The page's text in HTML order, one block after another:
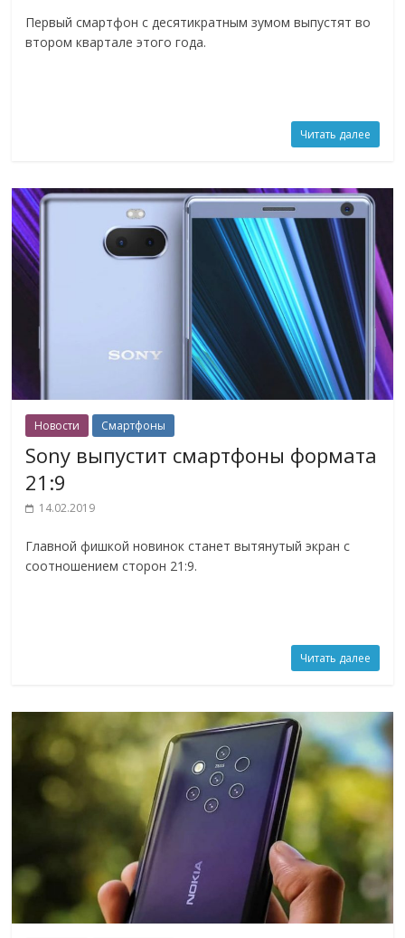
Первый смартфон с десятикратным зумом выпустят во
втором квартале этого года.
Читать далее
Новости Смартфоны
Sony выпустит смартфоны формата
21:9
14.02.2019
Главной фишкой новинок станет вытянутый экран с
соотношением сторон 21:9.
Читать далее